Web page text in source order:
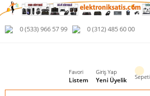
0 (533) 966 57 99 0 (312) 485 60 00
Favori
Listem
Giriş Yap
Yeni Üyelik